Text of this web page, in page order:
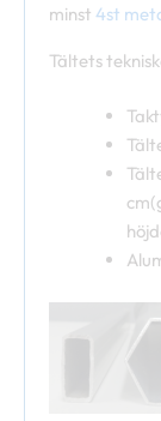
minst 4st
Tältets